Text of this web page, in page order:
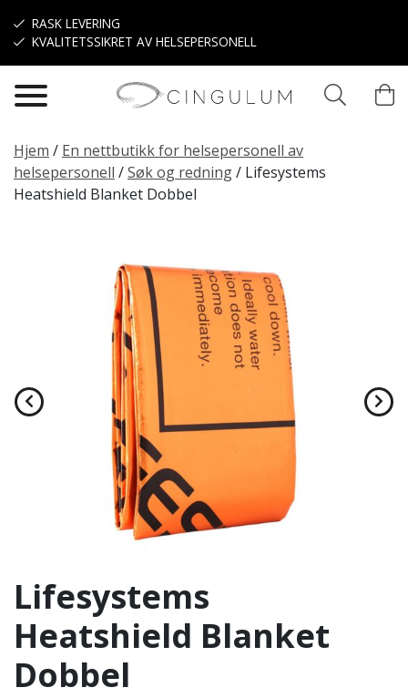
RASK LEVERING
KVALITETSSIKRET AV HELSEPERSONELL
Hjem / En nettbutikk for helsepersonell av
helsepersonell /Søk og redning/ Lifesystems
Heatshield Blanket Dobbel
Lifesystems
Heatshield Blanket
Dobbel